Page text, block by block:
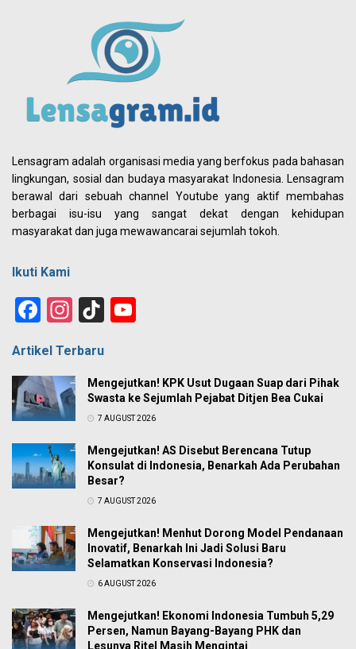
Lensagram adalah organisasi media yang berfokus pada bahasan
lingkungan, sosial dan budaya masyarakat Indonesia. Lensagram
berawal dari sebuah channel Youtube yang aktif membahas
berbagai isu-isu yang sangat dekat dengan kehidupan
masyarakat dan juga mewawancarai sejumlah tokoh.
Ikuti Kami
Facebook
Instagram
TikTok
Artikel Terbaru
Mengejutkan! KPK Usut Dugaan Suap dari Pihak
Swasta ke Sejumlah Pejabat Ditjen Bea Cukai
7 AUGUST 2026
Mengejutkan! AS Disebut Berencana Tutup
Konsulat di Indonesia, Benarkah Ada Perubahan
Besar?
7 AUGUST 2026
Mengejutkan! Menhut Dorong Model Pendanaan
Inovatif, Benarkah Ini Jadi Solusi Baru
Selamatkan Konservasi Indonesia?
6 AUGUST 2026
Mengejutkan! Ekonomi Indonesia Tumbuh 5,29
Persen, Namun Bayang-Bayang PHK dan
Lesunya Ritel Masih Mengintai